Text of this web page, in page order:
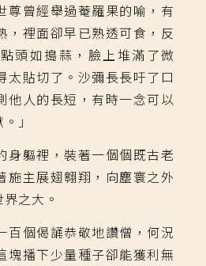
尊曾經舉過菴羅果的喻，有
，裡面卻早已熟透可食，反
頭如搗蒜，臉上堆滿了微
太貼切了。沙彌長長吁了口
他人的長短，有時一念可以
」
軀裡，裝著一個個既古老
施主展翅翱翔，向塵寰之外
之大。
個偈誦恭敬地讚僧，何況
塊播下少量種子卻能獲利無